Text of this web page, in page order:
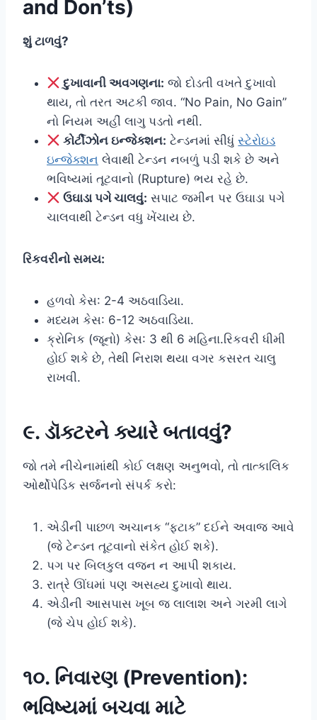
and Don’ts)
શું ટાળવું?
દુખાવાની અવગણના: જો દોડતી વખતે દુખાવો
થાય, તો તરત અટકી જાવ. “No Pain, No Gain”
નો નિયમ અહીં લાગુ પડતો નથી.
કોર્ટીઝોન ઇન્જેક્શન: ટેન્ડનમાં સીધુંસ્ટેરોઇડ
ઇન્જેક્શન લેવાથી ટેન્ડન નબળું પડી શકે છે અને
ભવિષ્યમાં તૂટવાનો (Rupture) ભય રહે છે.
ઉઘાડા પગે ચાલવું: સપાટ જમીન પર ઉઘાડા પગે
ચાલવાથી ટેન્ડન વધુ ખેંચાય છે.
રિકવરીનો સમય:
હળવો કેસ: 2-4 અઠવાડિયા.
મધ્યમ કેસ: 6-12 અઠવાડિયા.
ક્રોનિક (જૂનો) કેસ: 3 થી 6 મહિના.રિકવરી ધીમી
હોઈ શકે છે, તેથી નિરાશ થયા વગર કસરત ચાલુ
રાખવી.
૯. ડૉક્ટરને ક્યારે બતાવવું?
જો તમે નીચેનામાંથી કોઈ લક્ષણ અનુભવો, તો તાત્કાલિક
ઓર્થોપેડિક સર્જનનો સંપર્ક કરો:
એડીની પાછળ અચાનક “ફટાક” દઈને અવાજ આવે
(જે ટેન્ડન તૂટવાનો સંકેત હોઈ શકે).
પગ પર બિલકુલ વજન ન આપી શકાય.
રાત્રે ઊંઘમાં પણ અસહ્ય દુખાવો થાય.
એડીની આસપાસ ખૂબ જ લાલાશ અને ગરમી લાગે
(જે ચેપ હોઈ શકે).
૧૦. નિવારણ (Prevention):
ભવિષ્યમાં બચવા માટે